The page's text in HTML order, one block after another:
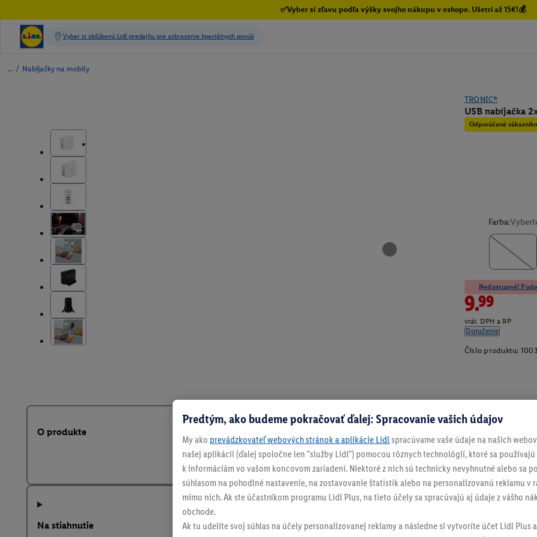
✅Vyber si zľavu podľa výšky svojho nákupu v eshope. Ušetri až 15€!💰
/ Nabíjačky na mobily
TRONIC®
USB nabíjačka
Odporúčané
Farba:
Nedostupné!
9.99
vrát. DPH a RP
Doručenie
Číslo produktu:
O produkte
Na stiahnutie
Predtým, ako budeme pokračovať ďalej: Spracovanie vašich údajov
My ako prevádzkovateľ webových stránok a aplikácie Lidl spracúvame vaše údaje na našich
našej aplikácii (ďalej spoločne len "služby Lidl") pomocou rôznych technológií, ktoré sa
k informáciám vo vašom koncovom zariadení. Niektoré z nich sú technicky nevyhnutné alebo sa
súhlasom na pohodlné nastavenie, na zostavovanie štatistík alebo na personalizovanú reklamu v
mimo nich. Ak ste účastníkom programu Lidl Plus, na tieto účely sa spracúvajú aj údaje z vášho
obchode.
Ak tu udelíte svoj súhlas na účely personalizovanej reklamy a následne si vytvoríte účet Lidl Plus